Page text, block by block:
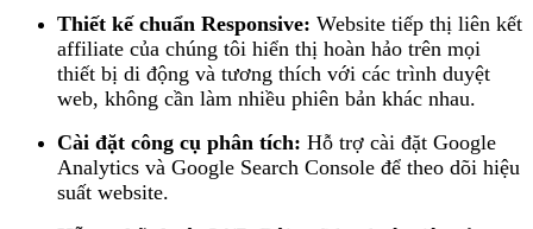
Thiết kế chuẩn Responsive: Website tiếp thị liên kết
affiliate của chúng tôi hiển thị hoàn hảo trên mọi
thiết bị di động và tương thích với các trình duyệt
web, không cần làm nhiều phiên bản khác nhau.
Cài đặt công cụ phân tích: Hỗ trợ cài đặt Google
Analytics và Google Search Console để theo dõi hiệu
suất website.